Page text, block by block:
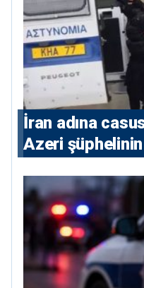
İran adına
Azeri